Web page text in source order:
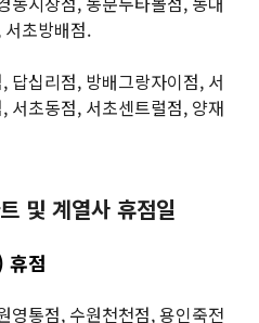
초방배점.
답십리점, 방배그랑자이점, 서
서초동점, 서초센트럴점, 양재
및 계열사 휴점일
휴점
영통점, 수원천천점, 용인죽전